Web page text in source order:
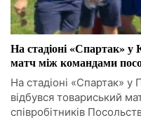
На стадіоні «Спартак» у
матч між командами
На стадіоні «Спартак» у
відбувся товариський
співробітників